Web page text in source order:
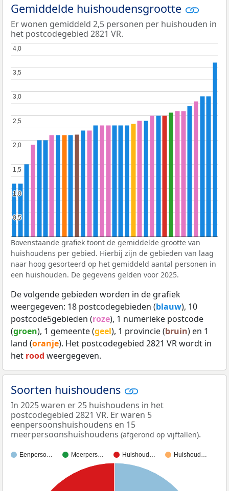
Gemiddelde huishoudensgrootte
Er wonen gemiddeld 2,5 personen per huishouden in
het postcodegebied 2821 VR.
0,5
0,5
1,0
1,0
1,5
1,5
2,0
2,0
2,5
2,5
3,0
3,0
3,5
3,5
4,0
4,0
Bovenstaande grafiek toont de gemiddelde grootte van
huishoudens per gebied. Hierbij zijn de gebieden van laag
naar hoog gesorteerd op het gemiddeld aantal personen in
een huishouden. De gegevens gelden voor 2025.
De volgende gebieden worden in de grafiek
weergegeven: 18 postcodegebieden (blauw), 10
postcode5gebieden (roze), 1 numerieke postcode
(groen), 1 gemeente (geel), 1 provincie (bruin) en 1
land (oranje). Het postcodegebied 2821 VR wordt in
het rood weergegeven.
Soorten huishoudens
In 2025 waren er 25 huishoudens in het
postcodegebied 2821 VR. Er waren 5
eenpersoonshuishoudens en 15
meerpersoonshuishoudens (afgerond op vijftallen).
Eenperso… Meerpers… Huishoud… Huishoud…